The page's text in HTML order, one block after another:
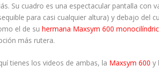
Su cuadro es una espectacular pantalla con
para casi cualquier altura) y debajo del
el de suhermana Maxsym 600
más rutera.
tienes los videos de ambas, la Maxsym 600 y